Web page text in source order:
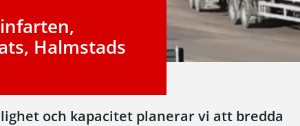
Halmstads
och kapacitet planerar vi att bredda